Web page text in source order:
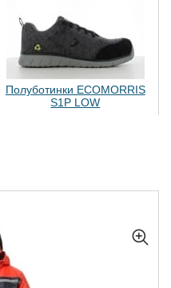
Полуботинки ECOMORRIS
S1P LOW